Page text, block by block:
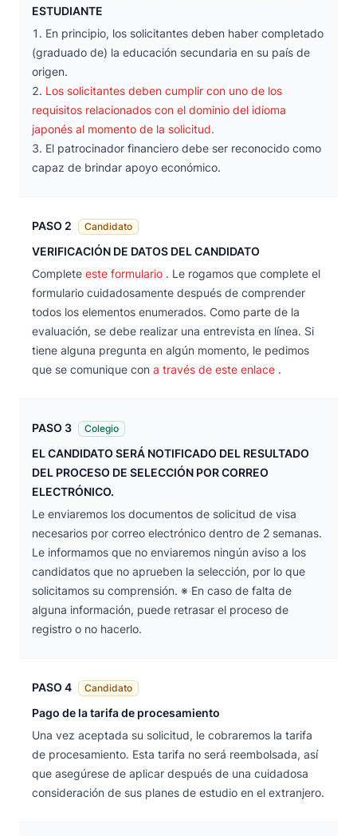
ESTUDIANTE
En principio, los solicitantes deben haber completado
(graduado de) la educación secundaria en su país de
origen.
Los solicitantes deben cumplir con uno de los
requisitos relacionados con el dominio del idioma
japonés al momento de la solicitud.
El patrocinador financiero debe ser reconocido como
capaz de brindar apoyo económico.
PASO 2 Candidato
VERIFICACIÓN DE DATOS DEL CANDIDATO
Complete este formulario . Le rogamos que complete el
formulario cuidadosamente después de comprender
todos los elementos enumerados. Como parte de la
evaluación, se debe realizar una entrevista en línea. Si
tiene alguna pregunta en algún momento, le pedimos
que se comunique con a través de este enlace .
PASO 3 Colegio
EL CANDIDATO SERÁ NOTIFICADO DEL RESULTADO
DEL PROCESO DE SELECCIÓN POR CORREO
ELECTRÓNICO.
Le enviaremos los documentos de solicitud de visa
necesarios por correo electrónico dentro de 2 semanas.
Le informamos que no enviaremos ningún aviso a los
candidatos que no aprueben la selección, por lo que
solicitamos su comprensión. ※ En caso de falta de
alguna información, puede retrasar el proceso de
registro o no hacerlo.
PASO 4 Candidato
Pago de la tarifa de procesamiento
Una vez aceptada su solicitud, le cobraremos la tarifa
de procesamiento. Esta tarifa no será reembolsada, así
que asegúrese de aplicar después de una cuidadosa
consideración de sus planes de estudio en el extranjero.